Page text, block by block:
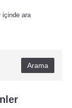
içinde ara